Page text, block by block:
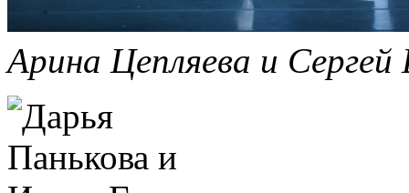
Арина Цепляева и